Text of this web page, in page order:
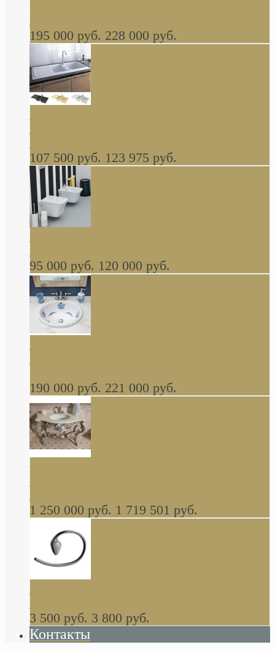
глянцевая платина В НАЛИЧИИ
195 000 руб. 228 000 руб.
керамическая мойка 1160 x 510 мм белая,
серая, черная, бежевая В НАЛИЧИИ
107 500 руб. 123 975 руб.
навесное КОМПЛЕКТ
95 000 руб. 120 000 руб.
Decorated Bathroom раковина овальная
встраиваемая для ванной с рисунком синяя
роза В НАЛИЧИИ
190 000 руб. 221 000 руб.
стиле барокко, из массива дерева, светло
коричневый матовый окрас + серебро
1 250 000 руб. 1 719 501 руб.
Khala Colombo аксессуары (серия) В
НАЛИЧИИ
3 500 руб. 3 800 руб.
Контакты